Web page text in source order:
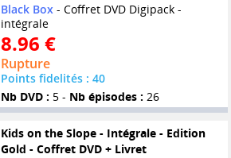
Black Box- Coffret DVD Digipack -
intégrale
8.96 €
Rupture
Points fidelités : 40
Nb DVD : 5 - Nb épisodes : 26
Kids on the Slope - Intégrale - Edition
Gold - Coffret DVD + Livret